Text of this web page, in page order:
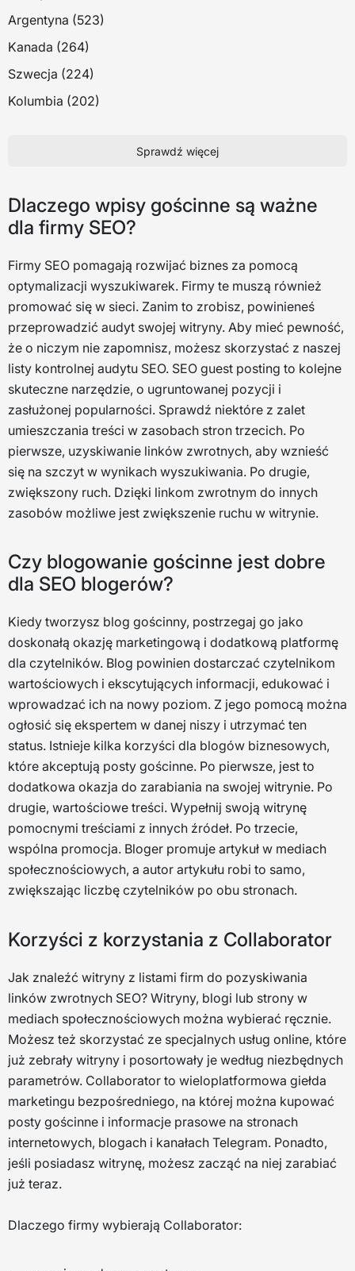
Argentyna (523)
Kanada (264)
Szwecja (224)
Kolumbia (202)
Sprawdź więcej
Dlaczego wpisy gościnne są ważne
dla firmy SEO?
Firmy SEO pomagają rozwijać biznes za pomocą
optymalizacji wyszukiwarek. Firmy te muszą również
promować się w sieci. Zanim to zrobisz, powinieneś
przeprowadzić audyt swojej witryny. Aby mieć pewność,
że o niczym nie zapomnisz, możesz skorzystać z naszej
listy kontrolnej audytu SEO. SEO guest posting to kolejne
skuteczne narzędzie, o ugruntowanej pozycji i
zasłużonej popularności. Sprawdź niektóre z zalet
umieszczania treści w zasobach stron trzecich. Po
pierwsze, uzyskiwanie linków zwrotnych, aby wznieść
się na szczyt w wynikach wyszukiwania. Po drugie,
zwiększony ruch. Dzięki linkom zwrotnym do innych
zasobów możliwe jest zwiększenie ruchu w witrynie.
Czy blogowanie gościnne jest dobre
dla SEO blogerów?
Kiedy tworzysz blog gościnny, postrzegaj go jako
doskonałą okazję marketingową i dodatkową platformę
dla czytelników. Blog powinien dostarczać czytelnikom
wartościowych i ekscytujących informacji, edukować i
wprowadzać ich na nowy poziom. Z jego pomocą można
ogłosić się ekspertem w danej niszy i utrzymać ten
status. Istnieje kilka korzyści dla blogów biznesowych,
które akceptują posty gościnne. Po pierwsze, jest to
dodatkowa okazja do zarabiania na swojej witrynie. Po
drugie, wartościowe treści. Wypełnij swoją witrynę
pomocnymi treściami z innych źródeł. Po trzecie,
wspólna promocja. Bloger promuje artykuł w mediach
społecznościowych, a autor artykułu robi to samo,
zwiększając liczbę czytelników po obu stronach.
Korzyści z korzystania z Collaborator
Jak znaleźć witryny z listami firm do pozyskiwania
linków zwrotnych SEO? Witryny, blogi lub strony w
mediach społecznościowych można wybierać ręcznie.
Możesz też skorzystać ze specjalnych usług online, które
już zebrały witryny i posortowały je według niezbędnych
parametrów. Collaborator to wieloplatformowa giełda
marketingu bezpośredniego, na której można kupować
posty gościnne i informacje prasowe na stronach
internetowych, blogach i kanałach Telegram. Ponadto,
jeśli posiadasz witrynę, możesz zacząć na niej zarabiać
już teraz.
Dlaczego firmy wybierają Collaborator: